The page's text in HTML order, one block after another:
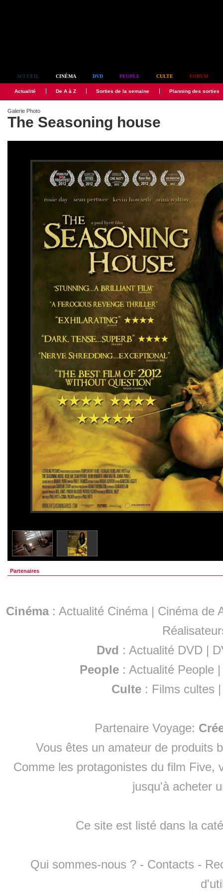
ACCUEIL CINÉMA DVD PEOPLE CULTE FORUM
Actualité De A à Z Sorties de la semaine Planning des sorties
Galerie Photo
The Seasoning house
Partenaires
Cinéma: Actualité Cinéma | Cinéma de
Dvd : Actualité DVD |
People :Actualité People
Culte : Films cultes
Partenaire Voyage:
Vous êtes un amateur de produits
Comme les protagonistes du film Five,
jusqu'à acheter
Ce site est listé dans la
Qui sommes-nous ? - Contacts -